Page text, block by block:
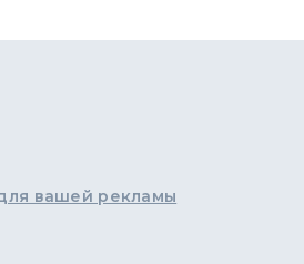
вашей рекламы